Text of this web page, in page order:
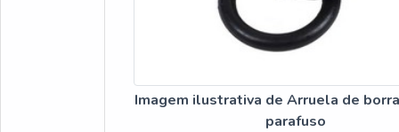
Imagem ilustrativa de Arruela de
parafuso